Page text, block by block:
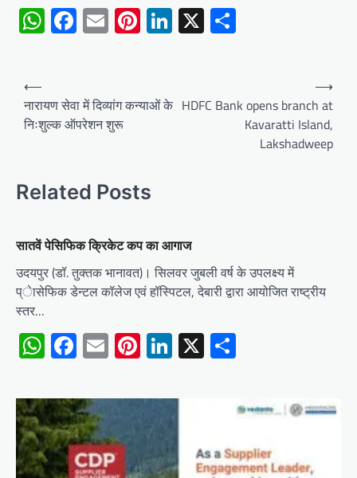
WhatsApp
Facebook
EmailPinterest
LinkedIn
X
Post
navigation
⟵
नारायण सेवा में दिव्यांग कन्याओं के
निःशुल्क ऑपरेशन शुरू
HDFC Bank opens branch at
Kavaratti Island,
Lakshadweep
⟶
Related Posts
सातवें पेसिफिक क्रिकेट कप का आगाज
उदयपुर (डॉ. तुक्तक भानावत)। सिलवर जुबली वर्ष के उपलक्ष्य में
प्ेासेफिक डेन्टल कॉलेज एवं हॉस्पिटल, देबारी द्वारा आयोजित राष्ट्रीय
स्तर…
WhatsApp
Facebook
EmailPinterest
LinkedIn
X